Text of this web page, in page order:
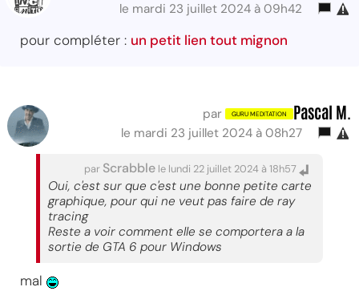
le mardi 23 juillet 2024 à 09h42
pour compléter : un petit lien tout mignon
par Pascal M.
le mardi 23 juillet 2024 à 08h27
par Scrabble le lundi 22 juillet 2024 à 18h57
Oui, c'est sur que c'est une bonne petite carte
graphique, pour qui ne veut pas faire de ray
tracing
Reste a voir comment elle se comportera a la
sortie de GTA 6 pour Windows
mal